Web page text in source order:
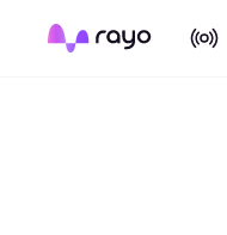
On Air